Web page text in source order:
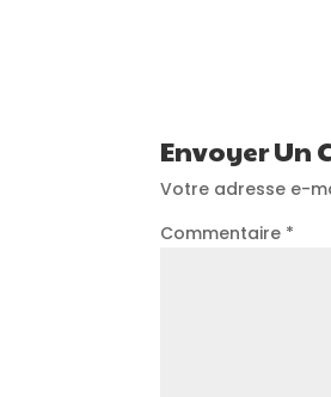
Envoyer Un
Votre adresse e-
Commentaire *